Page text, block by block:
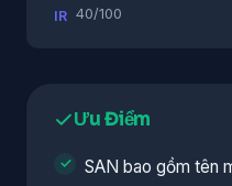
IR 40/100
Ưu Điểm
SAN bao gồm tên